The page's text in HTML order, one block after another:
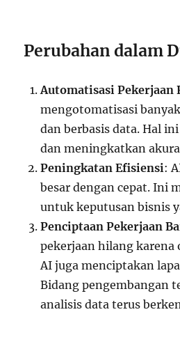
Perubahan dalam
Automatisasi Pekerjaan
mengotomatisasi
dan berbasis data. Hal
dan meningkatkan
Peningkatan Efisiensi:
besar dengan cepat. Ini
untuk keputusan bisnis
Penciptaan Pekerjaan
pekerjaan hilang
AI juga menciptakan
Bidang pengembangan
analisis data terus